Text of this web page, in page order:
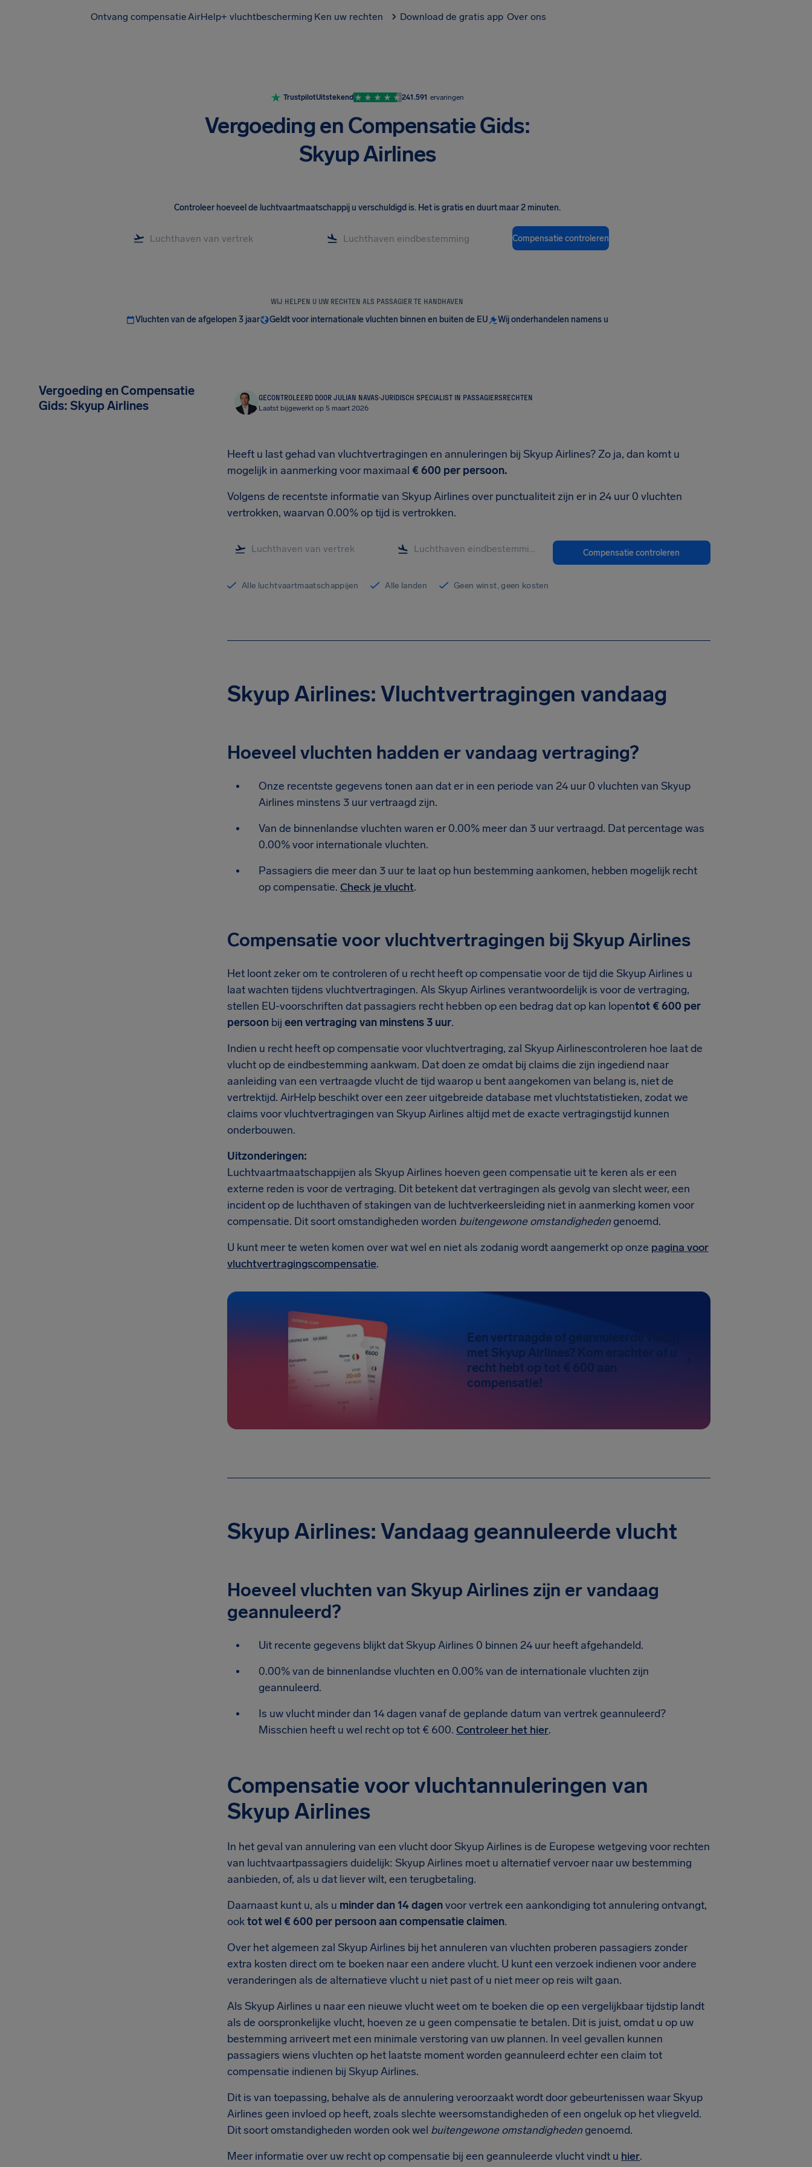
Ontvang compensatieAirHelp+ vluchtbescherming Ken uw rechten Download de gratis app Over ons
TrustpilotUitstekend 241.591 ervaringen
Vergoeding en Compensatie Gids:
Skyup Airlines
Controleer hoeveel de luchtvaartmaatschappij u verschuldigd is. Het is gratis en duurt maar 2 minuten.
Compensatie controleren
WIJ HELPEN U UW RECHTEN ALS PASSAGIER TE HANDHAVEN
Vluchten van de afgelopen 3 jaar Geldt voor internationale vluchten binnen en buiten de EU Wij onderhandelen namens u
Vergoeding en Compensatie
Gids: Skyup Airlines
GECONTROLEERD DOOR JULIAN NAVAS·JURIDISCH SPECIALIST IN PASSAGIERSRECHTEN
Laatst bijgewerkt op 5 maart 2026
Heeft u last gehad van vluchtvertragingen en annuleringen bij Skyup Airlines? Zo ja, dan komt u
mogelijk in aanmerking voor maximaal € 600 per persoon.
Volgens de recentste informatie van Skyup Airlines over punctualiteit zijn er in 24 uur 0 vluchten
vertrokken, waarvan 0.00% op tijd is vertrokken.
Compensatie controleren
Alle luchtvaartmaatschappijen Alle landen Geen winst, geen kosten
Skyup Airlines: Vluchtvertragingen vandaag
Hoeveel vluchten hadden er vandaag vertraging?
Onze recentste gegevens tonen aan dat er in een periode van 24 uur 0 vluchten van Skyup
Airlines minstens 3 uur vertraagd zijn.
Van de binnenlandse vluchten waren er 0.00% meer dan 3 uur vertraagd. Dat percentage was
0.00% voor internationale vluchten.
Passagiers die meer dan 3 uur te laat op hun bestemming aankomen, hebben mogelijk recht
op compensatie. Check je vlucht.
Compensatie voor vluchtvertragingen bij Skyup Airlines
Het loont zeker om te controleren of u recht heeft op compensatie voor de tijd die Skyup Airlines u
laat wachten tijdens vluchtvertragingen. Als Skyup Airlines verantwoordelijk is voor de vertraging,
stellen EU-voorschriften dat passagiers recht hebben op een bedrag dat op kan lopentot € 600 per
persoon bij een vertraging van minstens 3 uur.
Indien u recht heeft op compensatie voor vluchtvertraging, zal Skyup Airlinescontroleren hoe laat de
vlucht op de eindbestemming aankwam. Dat doen ze omdat bij claims die zijn ingediend naar
aanleiding van een vertraagde vlucht de tijd waarop u bent aangekomen van belang is, niet de
vertrektijd. AirHelp beschikt over een zeer uitgebreide database met vluchtstatistieken, zodat we
claims voor vluchtvertragingen van Skyup Airlines altijd met de exacte vertragingstijd kunnen
onderbouwen.
Uitzonderingen:
Luchtvaartmaatschappijen als Skyup Airlines hoeven geen compensatie uit te keren als er een
externe reden is voor de vertraging. Dit betekent dat vertragingen als gevolg van slecht weer, een
incident op de luchthaven of stakingen van de luchtverkeersleiding niet in aanmerking komen voor
compensatie. Dit soort omstandigheden worden buitengewone omstandighedengenoemd.
U kunt meer te weten komen over wat wel en niet als zodanig wordt aangemerkt op onze pagina voor
vluchtvertragingscompensatie.
Een vertraagde of geannuleerde vlucht
met Skyup Airlines? Kom erachter of u
recht hebt op tot € 600 aan
compensatie!
Skyup Airlines: Vandaag geannuleerde vlucht
Hoeveel vluchten van Skyup Airlines zijn er vandaag
geannuleerd?
Uit recente gegevens blijkt dat Skyup Airlines 0 binnen 24 uur heeft afgehandeld.
0.00% van de binnenlandse vluchten en 0.00% van de internationale vluchten zijn
geannuleerd.
Is uw vlucht minder dan 14 dagen vanaf de geplande datum van vertrek geannuleerd?
Misschien heeft u wel recht op tot € 600. Controleer het hier.
Compensatie voor vluchtannuleringen van
Skyup Airlines
In het geval van annulering van een vlucht door Skyup Airlines is de Europese wetgeving voor rechten
van luchtvaartpassagiers duidelijk: Skyup Airlines moet u alternatief vervoer naar uw bestemming
aanbieden, of, als u dat liever wilt, een terugbetaling.
Daarnaast kunt u, als u minder dan 14 dagenvoor vertrek een aankondiging tot annulering ontvangt,
ooktot wel € 600 per persoon aan compensatie claimen.
Over het algemeen zal Skyup Airlines bij het annuleren van vluchten proberen passagiers zonder
extra kosten direct om te boeken naar een andere vlucht. U kunt een verzoek indienen voor andere
veranderingen als de alternatieve vlucht u niet past of u niet meer op reis wilt gaan.
Als Skyup Airlines u naar een nieuwe vlucht weet om te boeken die op een vergelijkbaar tijdstip landt
als de oorspronkelijke vlucht, hoeven ze u geen compensatie te betalen. Dit is juist, omdat u op uw
bestemming arriveert met een minimale verstoring van uw plannen. In veel gevallen kunnen
passagiers wiens vluchten op het laatste moment worden geannuleerd echter een claim tot
compensatie indienen bij Skyup Airlines.
Dit is van toepassing, behalve als de annulering veroorzaakt wordt door gebeurtenissen waar Skyup
Airlines geen invloed op heeft, zoals slechte weersomstandigheden of een ongeluk op het vliegveld.
Dit soort omstandigheden worden ook wel buitengewone omstandighedengenoemd.
Meer informatie over uw recht op compensatie bij een geannuleerde vlucht vindt u hier.